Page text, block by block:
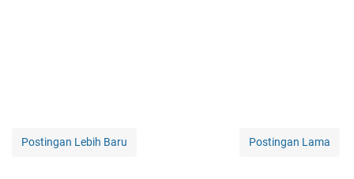
Postingan Lebih Baru Postingan Lama